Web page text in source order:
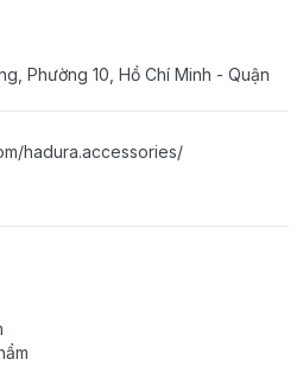
Phường 10, Hồ Chí Minh - Quận
hadura.accessories/